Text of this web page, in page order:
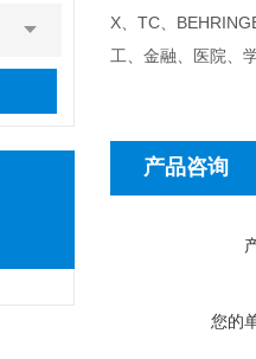
X、TC、
工、金融、医院、
产品咨询
您的